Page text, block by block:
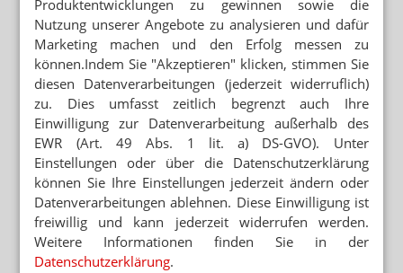
Produktentwicklungen zu gewinnen sowie die
Nutzung unserer Angebote zu analysieren und dafür
Marketing machen und den Erfolg messen zu
können.Indem Sie "Akzeptieren" klicken, stimmen Sie
diesen Datenverarbeitungen (jederzeit widerruflich)
zu. Dies umfasst zeitlich begrenzt auch Ihre
Einwilligung zur Datenverarbeitung außerhalb des
EWR (Art. 49 Abs. 1 lit. a) DS-GVO). Unter
Einstellungen oder über die Datenschutzerklärung
können Sie Ihre Einstellungen jederzeit ändern oder
Datenverarbeitungen ablehnen. Diese Einwilligung ist
freiwillig und kann jederzeit widerrufen werden.
Weitere Informationen finden Sie in der
Datenschutzerklärung.
„DAFÜR BRAUCHEN WIR APOTHEKEN“
Inhaberin: „Bei Angst hilft kein Online-Warenkorb“
ENTGELTATLAS
Apothekengehälter deutlich unter Durchschnitt
Mehr aus Ressort
PODCAST NUR MAL SO ZUM WISSEN
Das Cannabis-Chaos
ANTRAG ABGELEHNT
Grüne: Apotheken sollen Klimaanlagen abgeben